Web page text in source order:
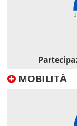
MOBILITÀ